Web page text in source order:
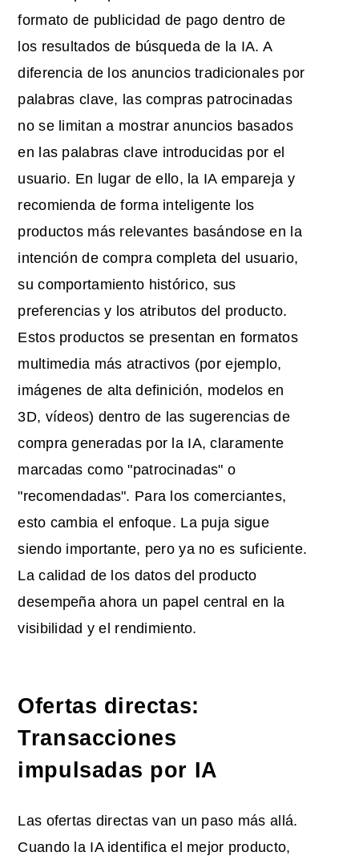
formato de publicidad de pago dentro de
los resultados de búsqueda de la IA. A
diferencia de los anuncios tradicionales por
palabras clave, las compras patrocinadas
no se limitan a mostrar anuncios basados
en las palabras clave introducidas por el
usuario. En lugar de ello, la IA empareja y
recomienda de forma inteligente los
productos más relevantes basándose en la
intención de compra completa del usuario,
su comportamiento histórico, sus
preferencias y los atributos del producto.
Estos productos se presentan en formatos
multimedia más atractivos (por ejemplo,
imágenes de alta definición, modelos en
3D, vídeos) dentro de las sugerencias de
compra generadas por la IA, claramente
marcadas como "patrocinadas" o
"recomendadas". Para los comerciantes,
esto cambia el enfoque. La puja sigue
siendo importante, pero ya no es suficiente.
La calidad de los datos del producto
desempeña ahora un papel central en la
visibilidad y el rendimiento.
Ofertas directas:
Transacciones
impulsadas por IA
Las ofertas directas van un paso más allá.
Cuando la IA identifica el mejor producto,